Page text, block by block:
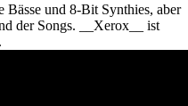
Bässe und 8-Bit Synthies, aber
der Songs. __Xerox__ ist